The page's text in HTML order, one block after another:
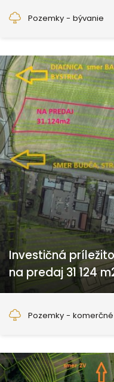
Pozemky - bývanie
Investičná
na predaj 31 124
Pozemky - komerčné